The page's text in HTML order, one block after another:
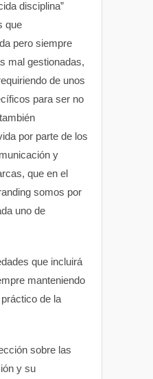
disciplina”
que
pero siempre
mal gestionadas,
de unos
para ser no
por parte de los
y
que en el
somos por
uno de
que incluirá
manteniendo
de la
sobre las
y su